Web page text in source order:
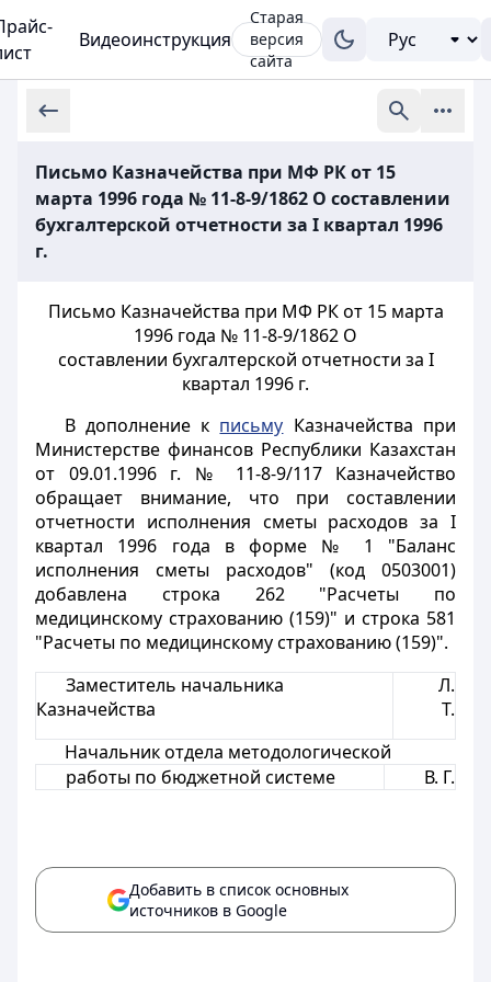
Видеоинструкция
Старая
версия
сайта
Письмо Казначейства при МФ РК от 15
марта 1996 года № 11-8-9/1862 О составлении
бухгалтерской отчетности за I квартал 1996
г.
Письмо Казначейства при МФ РК от 15 марта
1996 года № 11-8-9/1862 О
составлении бухгалтерской отчетности за I
квартал 1996 г.
В дополнение к письму Казначейства при
Министерстве финансов Республики Казахстан
от 09.01.1996 г. № 11-8-9/117 Казначейство
обращает внимание, что при составлении
отчетности исполнения сметы расходов за I
квартал 1996 года в форме № 1 "Баланс
исполнения сметы расходов" (код 0503001)
добавлена строка 262 "Расчеты по
медицинскому страхованию (159)" и строка 581
"Расчеты по медицинскому страхованию (159)".
Заместитель начальника
Казначейства
Л.
Т.
Начальник отдела методологической
работы по бюджетной системе
В. Г.
Добавить в список основных
источников в Google